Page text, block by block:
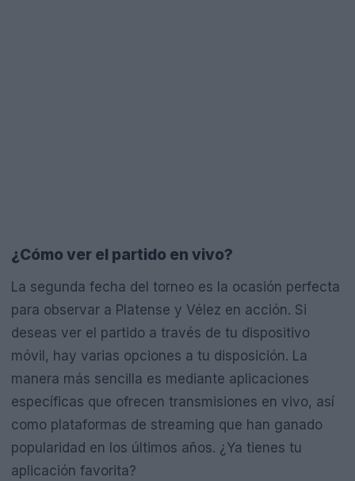
¿Cómo ver el partido en vivo?
La segunda fecha del torneo es la ocasión perfecta
para observar a Platense y Vélez en acción. Si
deseas ver el partido a través de tu dispositivo
móvil, hay varias opciones a tu disposición. La
manera más sencilla es mediante aplicaciones
específicas que ofrecen transmisiones en vivo, así
como plataformas de streaming que han ganado
popularidad en los últimos años. ¿Ya tienes tu
aplicación favorita?